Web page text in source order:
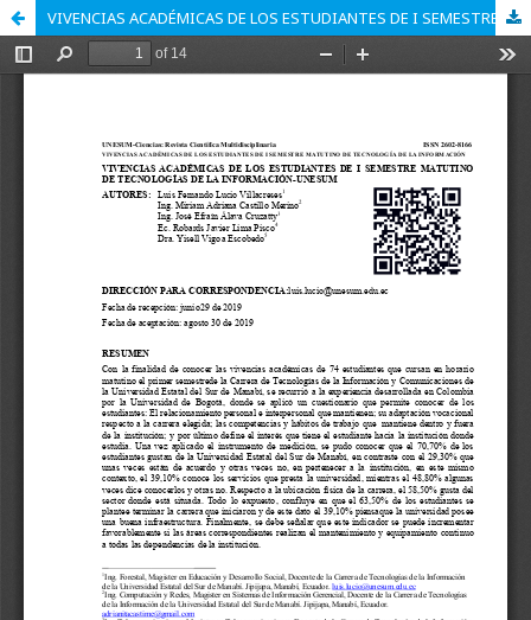
VIVENCIAS ACADÉMICAS DE LOS ESTUDIANTES DE I SEMESTRE MATUTINO DE TECNOLOGÍAS DE LA INFORMACIÓN-UNESUM